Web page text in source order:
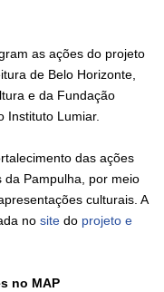
as ações do projeto
de Belo Horizonte,
e da Fundação
Instituto Lumiar.
das ações
da Pampulha, por meio
culturais. A
no site do projeto e
no MAP